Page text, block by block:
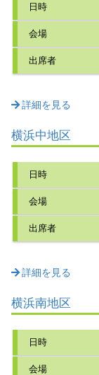
日時
会場
出席者
詳細を見る
横浜中地区
日時
会場
出席者
詳細を見る
横浜南地区
日時
会場